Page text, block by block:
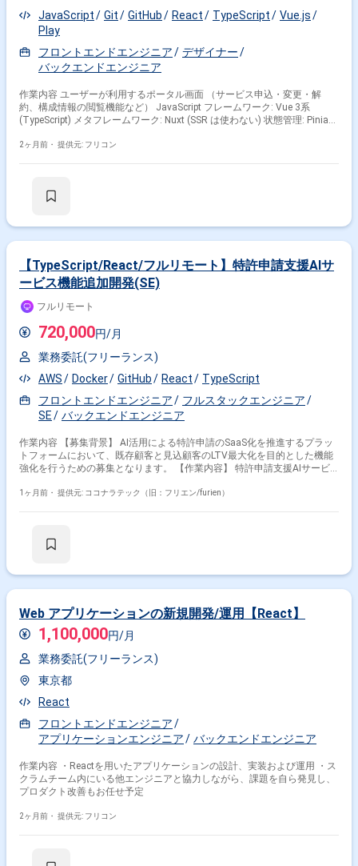
JavaScript Git GitHub React TypeScript
Vue.js
Play
フロントエンドエンジニア
デザイナー
バックエンドエンジニア
作業内容 ユーザーが利用するポータル画面 （サービス申込・変更・解
約、構成情報の閲覧機能など） JavaScript フレームワーク: Vue 3系
(TypeScript) メタフレームワーク: Nuxt (SSR は使わない) 状態管理: Pinia
イアント: aspida API Mock: msw コンポーネントカタログ: Histoire CI/CD:
2ヶ月前・ 提供元: フリコン
【TypeScript/React/フルリモート】特許申請支援AIサ
ービス機能追加開発(SE)
フルリモート
720,000円/月
業務委託(フリーランス)
AWS
Docker GitHub React
TypeScript
フロントエンドエンジニア
フルスタックエンジニア
SE
バックエンドエンジニア
作業内容 【募集背景】 AI活用による特許申請のSaaS化を推進するプラッ
トフォームにおいて、既存顧客と見込顧客のLTV最大化を目的とした機能
強化を行うための募集となります。 【作業内容】 特許申請支援AIサービ
いただきます。 SaaSシステムとして顧客ごとのデータが相互に混在・流
像】 AIコーディングツールを積極的に活用しながらも、生成物の品質を自
新の開発スタイルに携わることができます。 特許申請という専門領域のナ
レッジとSaaS開発の知見を同時に習得できる環境となっております。
【開発環境】 AIコーディングツール（Cursor / Codex / Claude Code
境を想定しております。
1ヶ月前・ 提供元: ココナラテック（旧：フリエン/furien）
Web アプリケーションの新規開発/運用【React】
1,100,000円/月
業務委託(フリーランス)
東京都
React
フロントエンドエンジニア
アプリケーションエンジニア
バックエンドエンジニア
作業内容 ・Reactを用いたアプリケーションの設計、実装および運用 ・ス
クラムチーム内にいる他エンジニアと協力しながら、課題を自ら発見し、
プロダクト改善もお任せ予定
2ヶ月前・ 提供元: フリコン